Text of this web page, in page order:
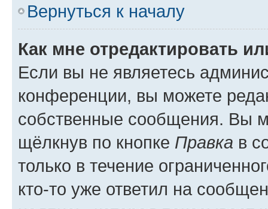
Вернуться к началу
Как мне отредактировать
Если вы не являетесь
конференции, вы можете
собственные сообщения. Вы
щёлкнув по кнопке Правка в
только в течение
кто-то уже ответил на